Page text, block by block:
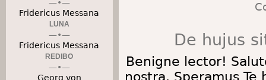
De hujus
Benigne lector!
nostra. Speramus
Fridericus Messana
LUNA
Fridericus Messana
REDIBO
Georg von